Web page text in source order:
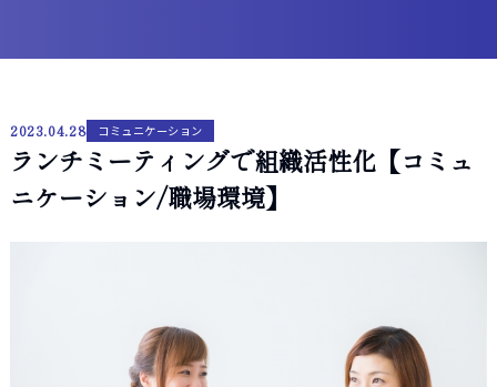
2023.04.28 コミュニケーション
ランチミーティングで組織活性化【コミュ
ニケーション/職場環境】